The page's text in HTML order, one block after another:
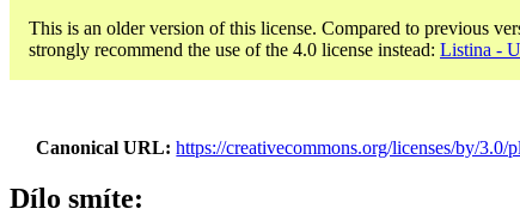
This is an older version of this license. Compared to previous
strongly recommend the use of the 4.0 license instead: Listina -
Canonical URL https://creativecommons.org/licenses/by/3.0/
Dílo smíte: